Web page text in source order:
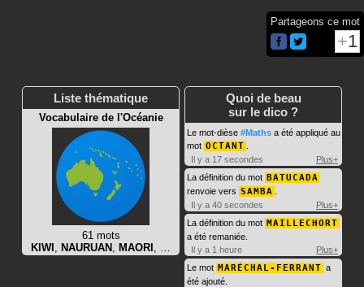
Partageons ce mot
1
Liste thématique
Vocabulaire de l'Océanie
61 mots
KIWI NAURUAN MAORI
Quoi de beau
sur le dico ?
Le mot-dièse #Maths a été appliqué au
mot OCTANT
Il y a 17 secondes
Plus+
La définition du mot BATUCADA
renvoie vers SAMBA
Il y a 40 secondes
Plus+
La définition du mot MAILLECHORT
a été remaniée.
Il y a 1 heure
Plus+
Le mot MARÉCHAL-FERRANT a
été ajouté.